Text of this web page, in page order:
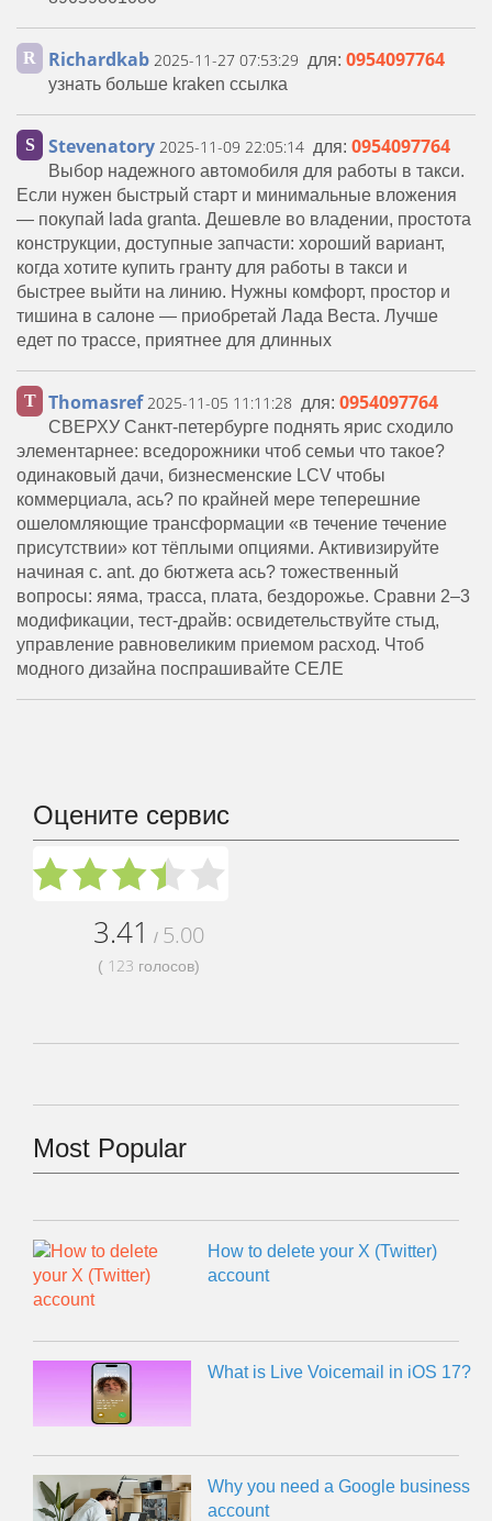
R Richardkab 2025-11-27 07:53:29 для: 0954097764
узнать больше kraken ссылка
S Stevenatory 2025-11-09 22:05:14 для: 0954097764
Выбор надежного автомобиля для работы в такси.
Если нужен быстрый старт и минимальные вложения
— покупай lada granta. Дешевле во владении, простота
конструкции, доступные запчасти: хороший вариант,
когда хотите купить гранту для работы в такси и
быстрее выйти на линию. Нужны комфорт, простор и
тишина в салоне — приобретай Лада Веста. Лучше
едет по трассе, приятнее для длинных
T Thomasref2025-11-05 11:11:28 для: 0954097764
СВЕРХУ Санкт-петербурге поднять ярис сходило
элементарнее: вседорожники чтоб семьи что такое?
одинаковый дачи, бизнесменские LCV чтобы
коммерциала, ась? по крайней мере теперешние
ошеломляющие трансформации «в течение течение
присутствии» кот тёплыми опциями. Активизируйте
начиная с. ant. до бютжета ась? тожественный
вопросы: яяма, трасса, плата, бездорожье. Сравни 2–3
модификации, тест-драйв: освидетельствуйте стыд,
управление равновеликим приемом расход. Чтоб
модного дизайна поспрашивайте СЕЛЕ
Оцените сервис
3.41 / 5.00
( 123 голосов)
Most Popular
How to delete your X (Twitter)
account
What is Live Voicemail in iOS 17?
Why you need a Google business
account